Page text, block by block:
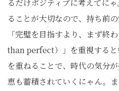
るだけポジティブに考えてに
ることが大切なので、持ち前
「完璧を目指すより、まず
than perfect）」を重視すると
を重ねることで、時代の気分
恵も蓄積されていくにゃん。